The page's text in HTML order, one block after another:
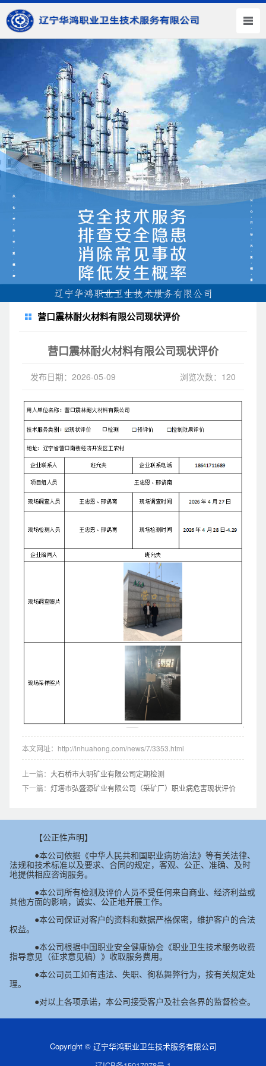
营口震林耐火材料有限公司现状评价
营口震林耐火材料有限公司现状评价
发布日期：2026-05-09 浏览次数：120
本文网址：http://lnhuahong.com/news/7/3353.html
上一篇： 大石桥市大明矿业有限公司定期检测
下一篇： 灯塔市弘盛源矿业有限公司（采矿厂）职业病危害现状评价
【公正性声明】
●本公司依据《中华人民共和国职业病防治法》等有关法律、
法规和技术标准以及要求、合同的规定，客观、公正、准确、及时
地提供相应咨询服务。
●本公司所有检测及评价人员不受任何来自商业、经济利益或
其他方面的影响，诚实、公正地开展工作。
●本公司保证对客户的资料和数据严格保密，维护客户的合法
权益。
●本公司根据中国职业安全健康协会《职业卫生技术服务收费
指导意见（征求意见稿）》收取服务费用。
●本公司员工如有违法、失职、徇私舞弊行为，按有关规定处
理。
●对以上各项承诺，本公司接受客户及社会各界的监督检查。
Copyright © 辽宁华鸿职业卫生技术服务有限公司